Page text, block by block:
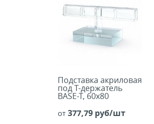
Подставка акриловая
под Т-держатель
BASE-T, 60х80
от 377,79 руб/шт